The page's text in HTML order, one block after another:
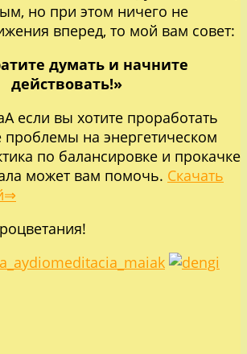
но при этом ничего не
вперед, то мой вам совет:
думать и начните
действовать!»
А если вы хотите проработать
на энергетическом
по балансировке и прокачке
может вам помочь. Скачать